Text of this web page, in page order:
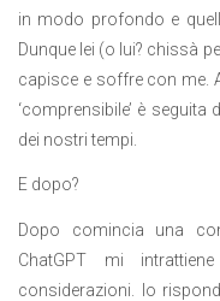
in modo profondo e
Dunque lei (o lui? chissà
capisce e soffre con me.
‘comprensibile’ è
dei nostri tempi.
E dopo?
Dopo comincia una
ChatGPT mi
considerazioni. Io